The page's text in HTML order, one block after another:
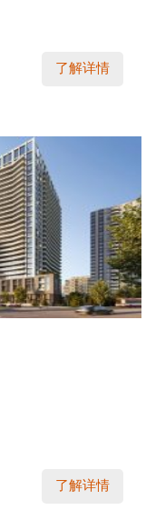
了解详情
了解详情